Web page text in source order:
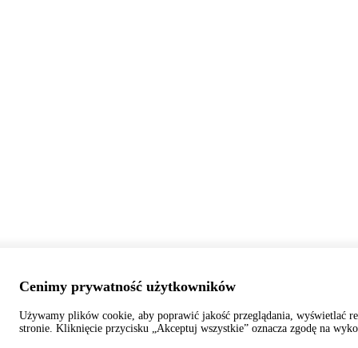
Cenimy prywatność użytkowników
Używamy plików cookie, aby poprawić jakość przeglądania, wyświetlać
stronie. Kliknięcie przycisku „Akceptuj wszystkie” oznacza zgodę na